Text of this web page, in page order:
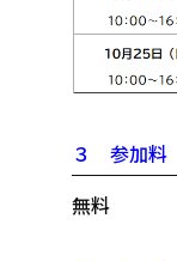
３ 参加料
無料